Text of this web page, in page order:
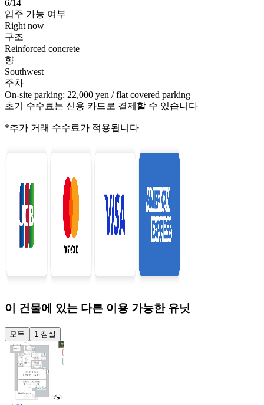
6/14
입주 가능 여부
Right now
구조
Reinforced concrete
향
Southwest
주차
On-site parking: 22,000 yen / flat covered parking
초기 수수료는 신용 카드로 결제할 수 있습니다
*추가 거래 수수료가 적용됩니다
이 건물에 있는 다른 이용 가능한 유닛
모두 1 침실